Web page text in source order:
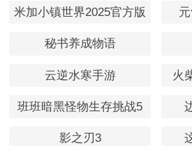
米加小镇世界2025官方版
秘书养成物语
云逆水寒手游 火
班班暗黑怪物生存挑战5
影之刃3